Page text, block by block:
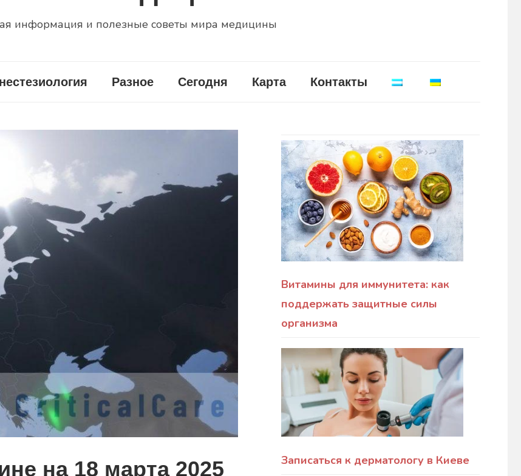
информация и полезные советы мира медицины
Разное Сегодня Карта Контакты
на 18 марта 2025
Витамины для иммунитета: как
поддержать защитные силы
организма
Записаться к дерматологу в Киеве